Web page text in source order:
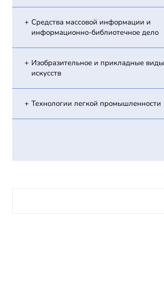
Средства массовой информации и
информационно-библиотечное дело
Изобразительное и прикладные виды
искусств
Технологии легкой промышленности